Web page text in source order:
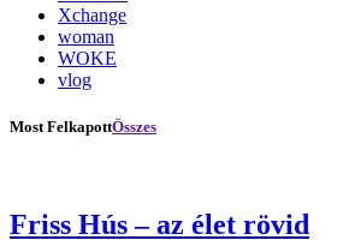
Xchange
woman
WOKE
vlog
Most FelkapottÖsszes
Friss Hús – az élet rövid